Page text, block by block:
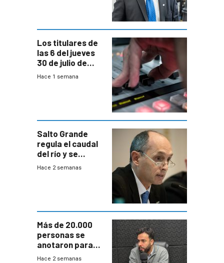
Los titulares de
las 6 del jueves
30 de julio de
2026
Hace 1 semana
Salto Grande
regula el caudal
del río y se
prepara para un
Hace 2 semanas
Más de 20.000
personas se
anotaron para
las pruebas
Hace 2 semanas